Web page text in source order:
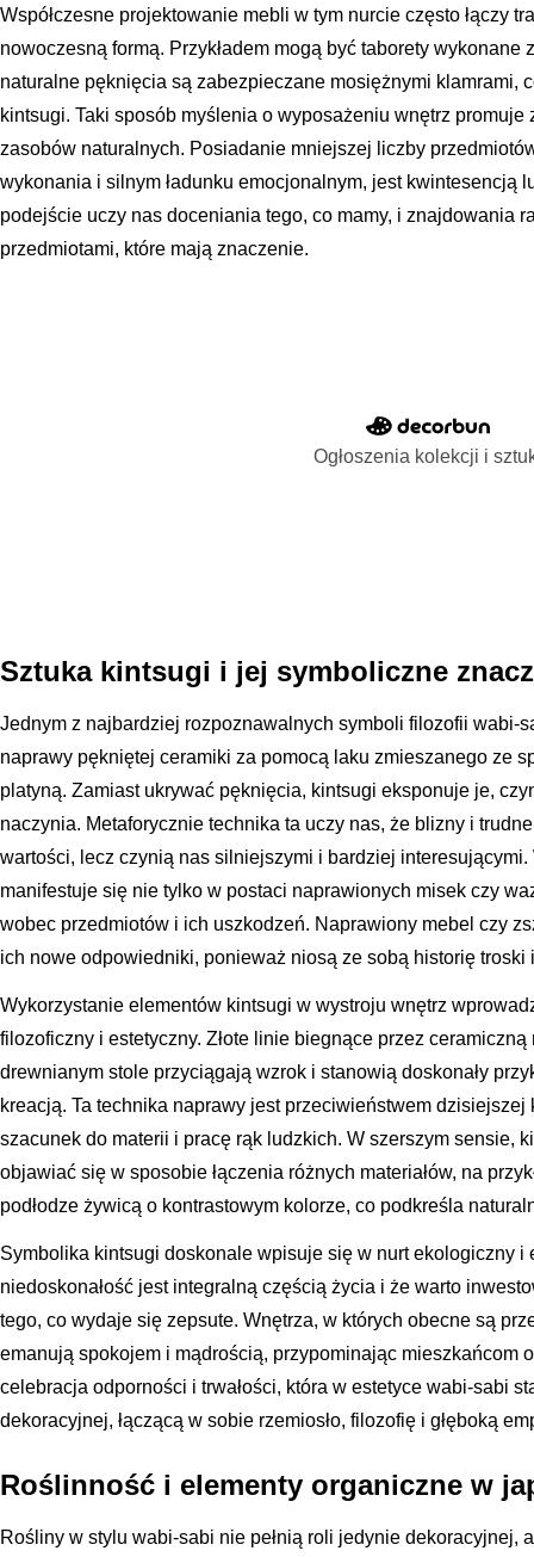
Współczesne projektowanie mebli w tym nurcie często łączy
nowoczesną formą. Przykładem mogą być taborety wykonane
naturalne pęknięcia są zabezpieczane mosiężnymi klamrami,
kintsugi. Taki sposób myślenia o wyposażeniu wnętrz
zasobów naturalnych. Posiadanie mniejszej liczby
wykonania i silnym ładunku emocjonalnym, jest kwintesencją
podejście uczy nas doceniania tego, co mamy, i znajdowania
przedmiotami, które mają znaczenie.
Ogłoszenia kolekcji i
Sztuka kintsugi i jej symboliczne
Jednym z najbardziej rozpoznawalnych symboli filozofii wabi-
naprawy pękniętej ceramiki za pomocą laku zmieszanego ze
platyną. Zamiast ukrywać pęknięcia, kintsugi eksponuje je,
naczynia. Metaforycznie technika ta uczy nas, że blizny i
wartości, lecz czynią nas silniejszymi i bardziej
manifestuje się nie tylko w postaci naprawionych misek czy
wobec przedmiotów i ich uszkodzeń. Naprawiony mebel czy
ich nowe odpowiedniki, ponieważ niosą ze sobą historię troski
Wykorzystanie elementów kintsugi w wystroju wnętrz
filozoficzny i estetyczny. Złote linie biegnące przez
drewnianym stole przyciągają wzrok i stanowią doskonały
kreacją. Ta technika naprawy jest przeciwieństwem
szacunek do materii i pracę rąk ludzkich. W szerszym sensie,
objawiać się w sposobie łączenia różnych materiałów, na
podłodze żywicą o kontrastowym kolorze, co podkreśla
Symbolika kintsugi doskonale wpisuje się w nurt ekologiczny i
niedoskonałość jest integralną częścią życia i że warto
tego, co wydaje się zepsute. Wnętrza, w których obecne są
emanują spokojem i mądrością, przypominając mieszkańcom
celebracja odporności i trwałości, która w estetyce wabi-sabi
dekoracyjnej, łączącą w sobie rzemiosło, filozofię i głęboką
Roślinność i elementy organiczne w
Rośliny w stylu wabi-sabi nie pełnią roli jedynie dekoracyjnej,